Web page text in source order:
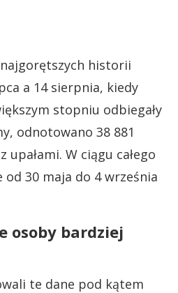
najgorętszych historii
a 14 sierpnia, kiedy
stopniu odbiegały
odnotowano 38 881
upałami. W ciągu całego
od 30 maja do 4 września
osoby bardziej
te dane pod kątem